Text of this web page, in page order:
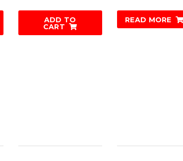
ADD TO
CART
READ MORE